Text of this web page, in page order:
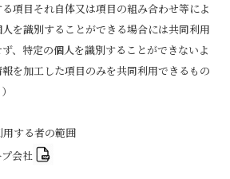
項目それ自体又は項目の組み合わせ等によ
人を識別することができる場合には共同利用
、特定の個人を識別することができないよ
報を加工した項目のみを共同利用できるもの
する者の範囲
会社